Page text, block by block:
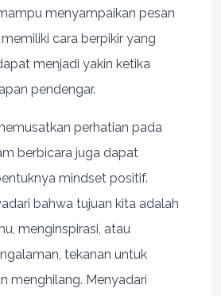
menyampaikan pesan
memiliki cara berpikir yang
menjadi yakin ketika
pendengar.
perhatian pada
berbicara juga dapat
mindset positif.
bahwa tujuan kita adalah
menginspirasi, atau
tekanan untuk
menghilang. Menyadari